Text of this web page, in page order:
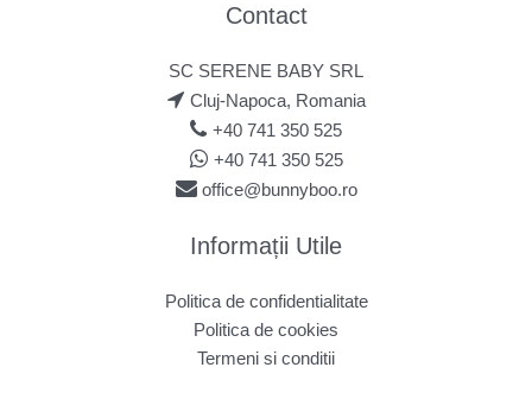
Contact
SC SERENE BABY SRL
Cluj-Napoca, Romania
+40 741 350 525
+40 741 350 525
office@bunnyboo.ro
Informații Utile
Politica de confidentialitate
Politica de cookies
Termeni si conditii